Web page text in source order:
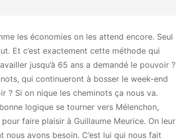
les économies on les attend encore. Seul
Et c’est exactement cette méthode qui
jusqu’à 65 ans a demandé le pouvoir ?
qui continueront à bosser le week-end
? Si on nique les cheminots ça nous va.
logique se tourner vers Mélenchon,
faire plaisir à Guillaume Meurice. On leur
avons besoin. C’est lui qui nous fait